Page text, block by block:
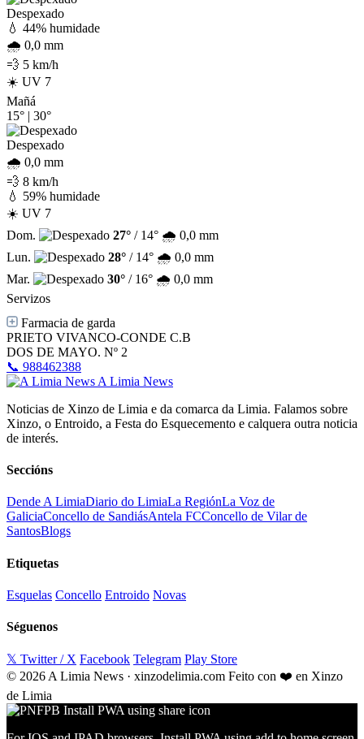
Despexado
💧 44% humidade
🌧️ 0,0 mm
💨 5 km/h
☀️ UV 7
Mañá
15° | 30°
Despexado
🌧️ 0,0 mm
💨 8 km/h
💧 59% humidade
☀️ UV 7
Dom.
27° / 14° 🌧️ 0,0 mm
Lun.
28° / 14° 🌧️ 0,0 mm
Mar.
30° / 16° 🌧️ 0,0 mm
Servizos
Farmacia de garda
PRIETO VIVANCO-CONDE C.B
DOS DE MAYO. Nº 2
📞 988462388
A Limia News
Noticias de Xinzo de Limia e da comarca da Limia. Falamos sobre
Xinzo, o Entroido, a Festa do Esquecemento e calquera outra noticia
de interés.
Seccións
Dende A LimiaDiario do LimiaLa RegiónLa Voz de
GaliciaConcello de SandiásAntela FCConcello de Vilar de
SantosBlogs
Etiquetas
Esquelas Concello Entroido Novas
Séguenos
𝕏 Twitter / X Facebook Telegram Play Store
© 2026 A Limia News · xinzodelimia.com Feito con ❤️ en Xinzo
de Limia